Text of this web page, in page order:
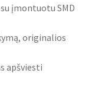
įmontuotu SMD
originalios
apšviesti